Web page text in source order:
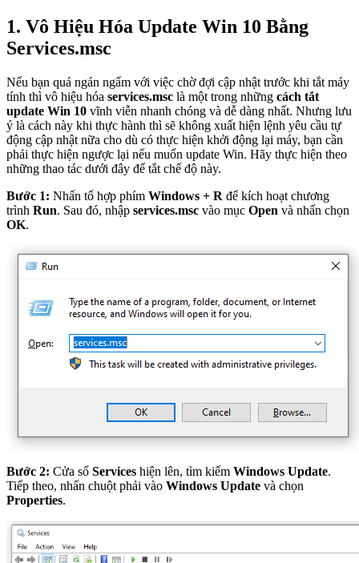
1. Vô Hiệu Hóa Update Win 10 Bằng
Services.msc
Nếu bạn quá ngán ngẩm với việc chờ đợi cập nhật trước khi tắt máy
tính thì vô hiệu hóa services.msc là một trong những cách tắt
update Win 10 vĩnh viễn nhanh chóng và dễ dàng nhất. Nhưng lưu
ý là cách này khi thực hành thì sẽ không xuất hiện lệnh yêu cầu tự
động cập nhật nữa cho dù có thực hiện khởi động lại máy, bạn cần
phải thực hiện ngược lại nếu muốn update Win. Hãy thực hiện theo
những thao tác dưới đây để tắt chế độ này.
Bước 1: Nhấn tổ hợp phím Windows + R để kích hoạt chương
trình Run. Sau đó, nhập services.msc vào mục Open và nhấn chọn
OK.
Bước 2: Cửa sổ Services hiện lên, tìm kiếm Windows Update.
Tiếp theo, nhấn chuột phải vào Windows Update và chọn
Properties.